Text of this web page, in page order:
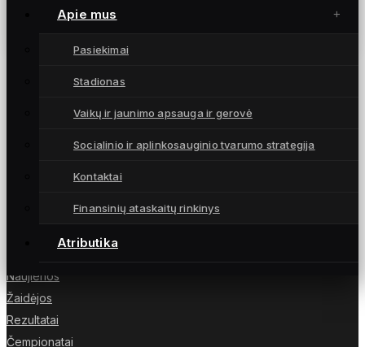
Apie mus
Pasiekimai
Stadionas
Vaikų ir jaunimo apsauga ir gerovė
Socialinio ir aplinkosauginio tvarumo strategija
Kontaktai
Finansinių ataskaitų rinkinys
Atributika
Lietuvos čempionės iš Šiaulių, atstovaujančios
NUORODOS
Naujienos
Žaidėjos
Rezultatai
Čempionatai